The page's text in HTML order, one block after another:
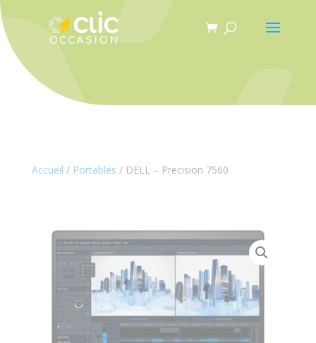
Accueil / Portables / DELL – Precision 7560
Panneau de gestion des cookies